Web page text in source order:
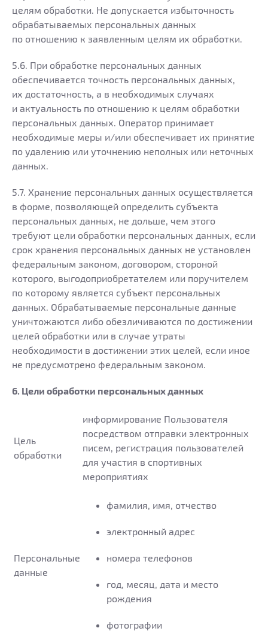
целям обработки. Не допускается избыточность
обрабатываемых персональных данных
по отношению к заявленным целям их обработки.
5.6. При обработке персональных данных
обеспечивается точность персональных данных,
их достаточность, а в необходимых случаях
и актуальность по отношению к целям обработки
персональных данных. Оператор принимает
необходимые меры и/или обеспечивает их принятие
по удалению или уточнению неполных или неточных
данных.
5.7. Хранение персональных данных осуществляется
в форме, позволяющей определить субъекта
персональных данных, не дольше, чем этого
требуют цели обработки персональных данных, если
срок хранения персональных данных не установлен
федеральным законом, договором, стороной
которого, выгодоприобретателем или поручителем
по которому является субъект персональных
данных. Обрабатываемые персональные данные
уничтожаются либо обезличиваются по достижении
целей обработки или в случае утраты
необходимости в достижении этих целей, если иное
не предусмотрено федеральным законом.
6. Цели обработки персональных данных
Цель
обработки
информирование Пользователя
посредством отправки электронных
писем, регистрация пользователей
для участия в спортивных
мероприятиях
Персональные
данные
фамилия, имя, отчество
электронный адрес
номера телефонов
год, месяц, дата и место
рождения
фотографии